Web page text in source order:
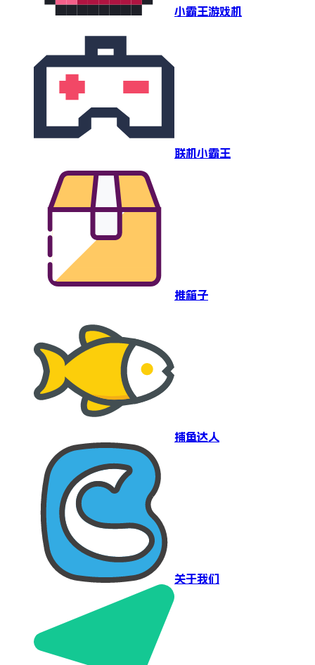
小霸王游戏机
联机小霸王
推箱子
捕鱼达人
关于我们